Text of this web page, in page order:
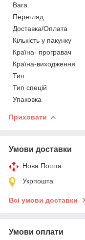
Вага
Перегляд
Доставка/Оплата
Кількість у пакунку
Країна- програвач
Країна-виходження
Тип
Тип спецій
Упаковка
Приховати
Умови доставки
Нова Пошта
Укрпошта
Всі умови доставки
Умови оплати